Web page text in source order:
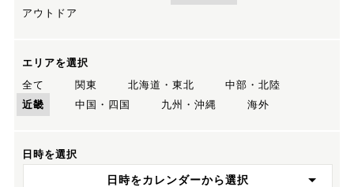
アウトドア
エリアを選択
全て
関東 北海道・東北
中部・北陸
近畿
中国・四国 九州・沖縄 海外
日時を選択
日時をカレンダーから選択